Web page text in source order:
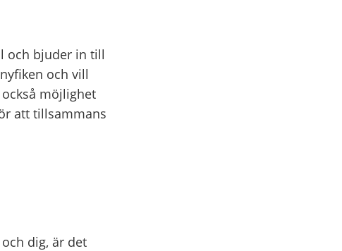
och bjuder in till
och vill
möjlighet
att tillsammans
dig, är det